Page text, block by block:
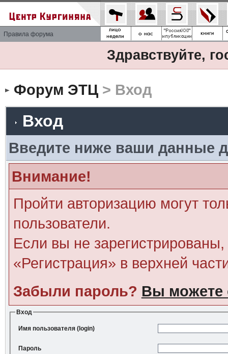
Правила форума
Здравствуйте,
Форум ЭТЦ> Вход
Вход
Введите ниже ваши данные
Внимание!
Пройти авторизацию могут
пользователи.
Если вы не
«Регистрация» в верхней
Забыли пароль? Вы можете
Вход
Имя пользователя (login)
Пароль